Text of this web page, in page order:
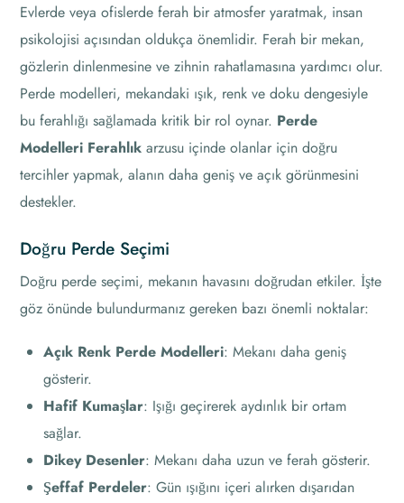
Evlerde veya ofislerde ferah bir atmosfer yaratmak, insan
psikolojisi açısından oldukça önemlidir. Ferah bir mekan,
gözlerin dinlenmesine ve zihnin rahatlamasına yardımcı olur.
Perde modelleri, mekandaki ışık, renk ve doku dengesiyle
bu ferahlığı sağlamada kritik bir rol oynar. Perde
Modelleri Ferahlık arzusu içinde olanlar için doğru
tercihler yapmak, alanın daha geniş ve açık görünmesini
destekler.
Doğru Perde Seçimi
Doğru perde seçimi, mekanın havasını doğrudan etkiler. İşte
göz önünde bulundurmanız gereken bazı önemli noktalar:
Açık Renk Perde Modelleri: Mekanı daha geniş
gösterir.
Hafif Kumaşlar: Işığı geçirerek aydınlık bir ortam
sağlar.
Dikey Desenler: Mekanı daha uzun ve ferah gösterir.
Şeffaf Perdeler: Gün ışığını içeri alırken dışarıdan